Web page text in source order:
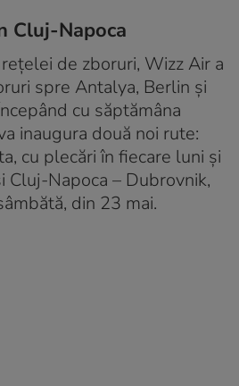
Cluj-Napoca
de zboruri, Wizz Air a
spre Antalya, Berlin și
cu săptămâna
inaugura două noi rute:
cu plecări în fiecare luni și
Cluj-Napoca – Dubrovnik,
din 23 mai.